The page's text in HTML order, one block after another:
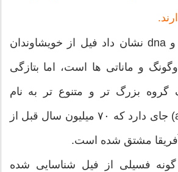
مطالعات تشریحی و dna نشان داد فیل از خویشاوندان
و ماناتی ها است، اما بتازگی
بزرگ تر و متنوع تر به نام
آفروتریا (afrotheria) جای دارد که ۷۰ میلیون سال قبل از
مشتق شده است.
تاکنون حدود ۱۶۵ گونه فسیلی از فیل شناسایی شده